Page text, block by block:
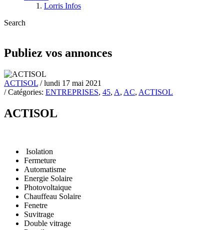
Lorris Infos
Search
Publiez vos annonces
ACTISOL / lundi 17 mai 2021
/ Catégories: ENTREPRISES, 45, A, AC, ACTISOL
ACTISOL
Isolation
Fermeture
Automatisme
Energie Solaire
Photovoltaique
Chauffeau Solaire
Fenetre
Suvitrage
Double vitrage